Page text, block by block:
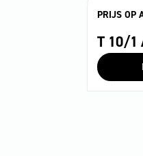
PRIJS OP
T 10/1